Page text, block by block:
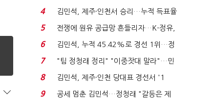
는 추가투표 때리기...
4
김민석, 제주·인천서 승리…누적 득표율
'1위 탈환'(종합)...
5
전쟁에 원유 공급망 흔들리자…K-정유,
에너지안보 핵심...
6
김민석, 누적 45.42%로 경선 1위…정
청래와 격차 0.86%p(...
7
"팀 정청래 정리" "이중잣대 말라"…민
주 최고위원 계파 다...
8
김민석, 제주·인천 당대표 경선서 '1
위'(1보)...
9
공세 멈춘 김민석…정청래 "갈등은 제